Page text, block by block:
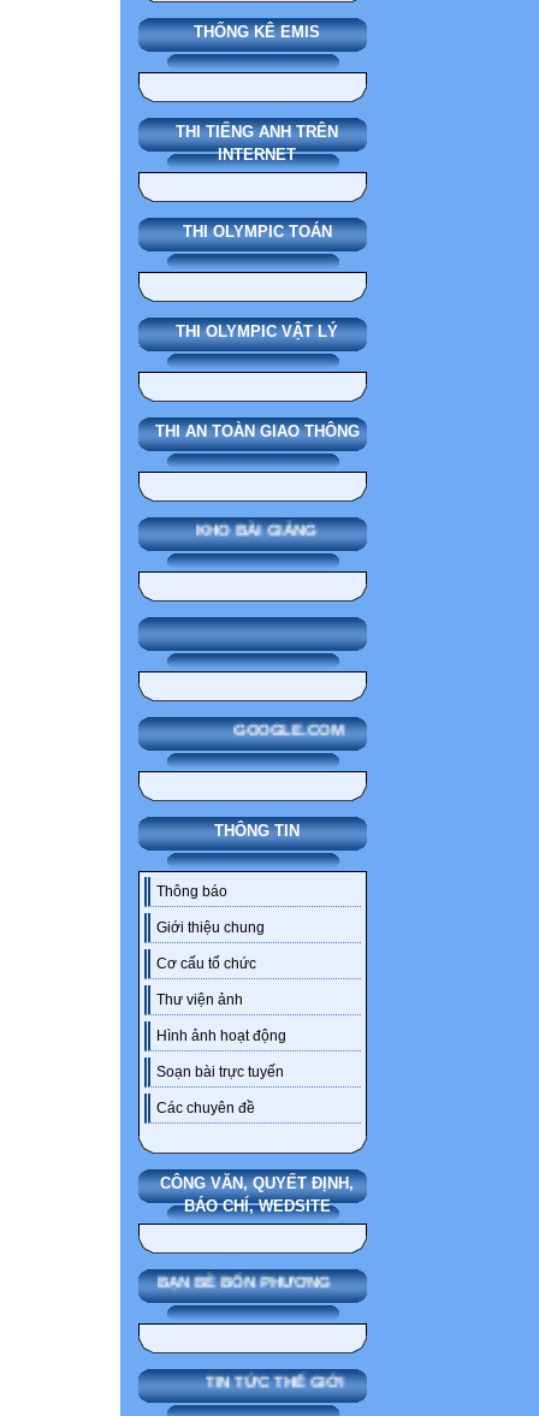
THỐNG KÊ EMIS
THI TIẾNG ANH TRÊN
INTERNET
THI OLYMPIC TOÁN
THI OLYMPIC VẬT LÝ
THI AN TOÀN GIAO THÔNG
KHO BÀI GIẢNG
GOOGLE.COM
THÔNG TIN
Thông báo
Giới thiệu chung
Cơ cấu tổ chức
Thư viện ảnh
Hình ảnh hoạt động
Soạn bài trực tuyến
Các chuyên đề
CÔNG VĂN, QUYẾT ĐỊNH,
BÁO CHÍ, WEDSITE
BẠN BÈ BỐN PHƯƠNG
TIN TỨC THẾ GIỚI